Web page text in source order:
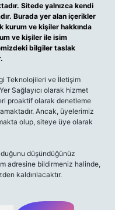
Sitede yalnızca kendi
Burada yer alan içerikler
kurum ve kişiler hakkında
ve kişiler ile isim
bilgiler taslak
Teknolojileri ve İletişim
Sağlayıcı olarak hizmet
proaktif olarak denetleme
Ancak, üyelerimiz
olup, siteye üye olarak
düşündüğünüz
adresine bildirmeniz halinde,
kaldırılacaktır.